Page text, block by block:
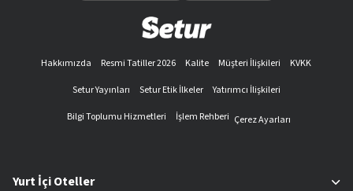
Hakkımızda Resmi Tatiller 2026 Kalite Müşteri İlişkileri
KVKK
Setur Yayınları
Setur Etik İlkeler
Yatırımcı İlişkileri
Bilgi Toplumu Hizmetleri
İşlem Rehberi Çerez Ayarları
Yurt İçi Oteller